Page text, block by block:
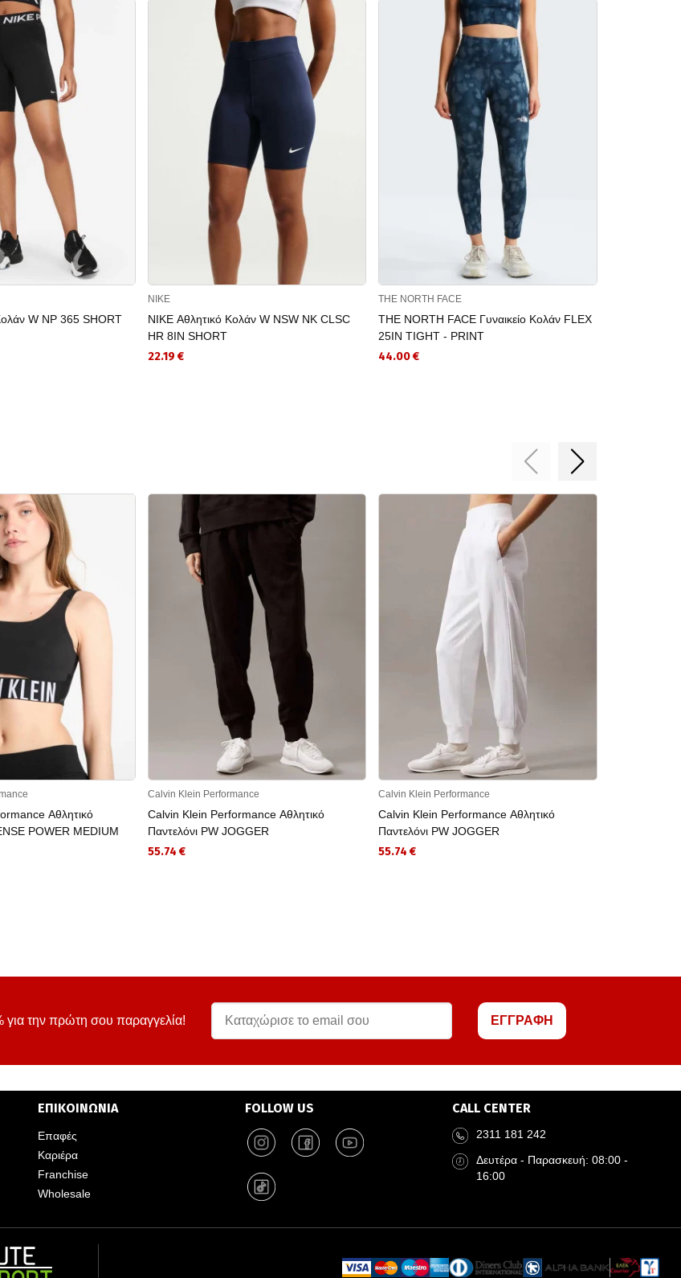
W NP 365 SHORT
NIKE
NIKE Αθλητικό Κολάν W NSW NK CLSC
HR 8IN SHORT
22.19 €
THE NORTH FACE
THE NORTH FACE Γυναικείο Κολάν FLEX
25IN TIGHT - PRINT
44.00 €
Αθλητικό
POWER MEDIUM
Calvin Klein Performance
Calvin Klein Performance Αθλητικό
Παντελόνι PW JOGGER
55.74 €
Calvin Klein Performance
Calvin Klein Performance Αθλητικό
Παντελόνι PW JOGGER
55.74 €
για την πρώτη σου παραγγελία! ΕΓΓΡΑΦΗ
ΕΠΙΚΟΙΝΩΝΙΑ
Επαφές
Καριέρα
Franchise
Wholesale
FOLLOW US CALL CENTER
2311 181 242
Δευτέρα - Παρασκευή: 08:00 -
16:00